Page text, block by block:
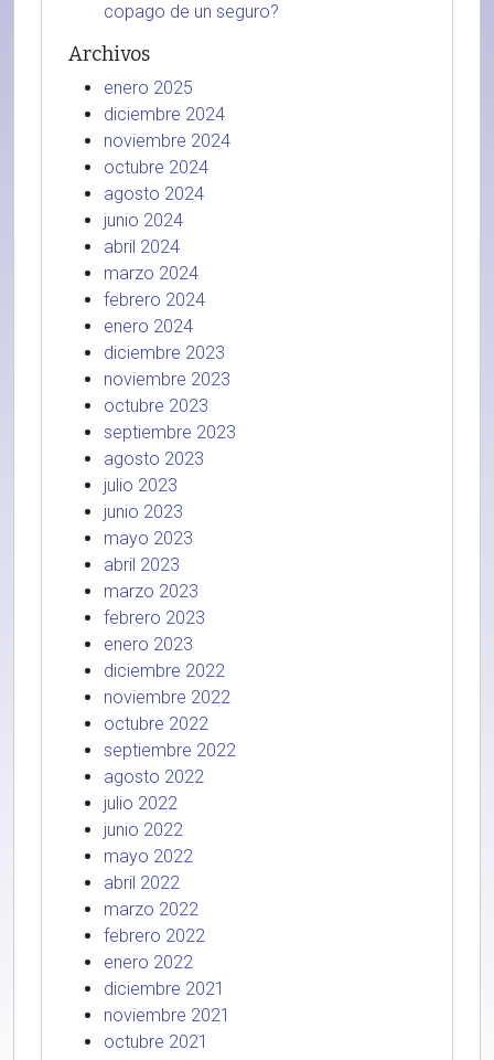
copago de un seguro?
Archivos
enero 2025
diciembre 2024
noviembre 2024
octubre 2024
agosto 2024
junio 2024
abril 2024
marzo 2024
febrero 2024
enero 2024
diciembre 2023
noviembre 2023
octubre 2023
septiembre 2023
agosto 2023
julio 2023
junio 2023
mayo 2023
abril 2023
marzo 2023
febrero 2023
enero 2023
diciembre 2022
noviembre 2022
octubre 2022
septiembre 2022
agosto 2022
julio 2022
junio 2022
mayo 2022
abril 2022
marzo 2022
febrero 2022
enero 2022
diciembre 2021
noviembre 2021
octubre 2021